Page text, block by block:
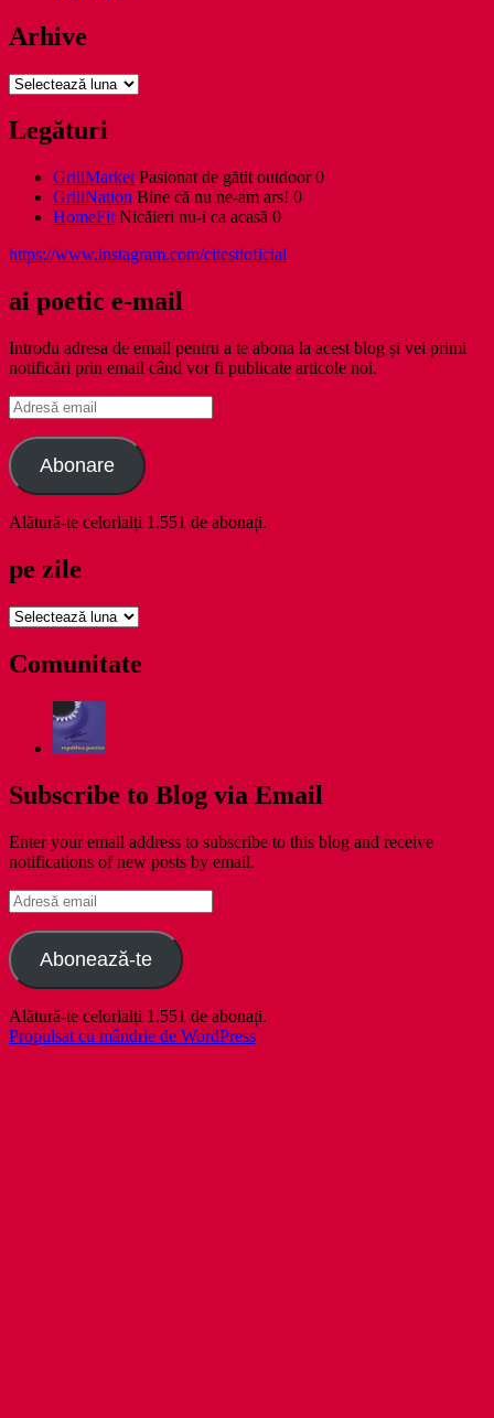
Arhive
Arhive
Legături
GrillMarket Pasionat de gătit outdoor 0
GrillNation Bine că nu ne-am ars! 0
HomeFit Nicăieri nu-i ca acasă 0
https://www.instagram.com/citestioficial
ai poetic e-mail
Introdu adresa de email pentru a te abona la acest blog și vei primi
notificări prin email când vor fi publicate articole noi.
Adresă
email
Abonare
Alătură-te celorlalți 1.551 de abonați.
pe zile
pe
Comunitate
Subscribe to Blog via Email
Enter your email address to subscribe to this blog and receive
notifications of new posts by email.
Adresă
email
Abonează-te
Alătură-te celorlalți 1.551 de abonați.
Propulsat cu mândrie de WordPress